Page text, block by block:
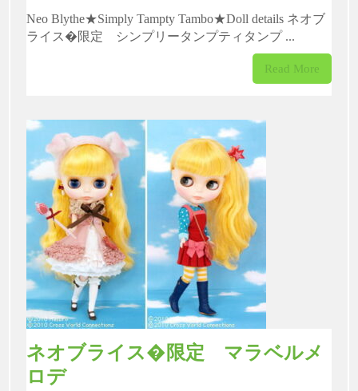
Neo Blythe★Simply Tampty Tambo★Doll details ネオブ
ライス�限定 シンプリータンプティタンプ ...
Read More
ネオブライス�限定 マラベルメ
ロデ